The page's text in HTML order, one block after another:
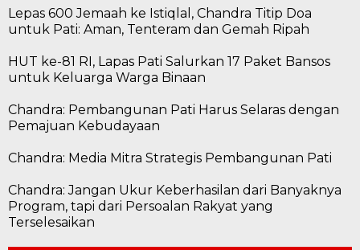
Lepas 600 Jemaah ke Istiqlal, Chandra Titip Doa
untuk Pati: Aman, Tenteram dan Gemah Ripah
HUT ke-81 RI, Lapas Pati Salurkan 17 Paket Bansos
untuk Keluarga Warga Binaan
Chandra: Pembangunan Pati Harus Selaras dengan
Pemajuan Kebudayaan
Chandra: Media Mitra Strategis Pembangunan Pati
Chandra: Jangan Ukur Keberhasilan dari Banyaknya
Program, tapi dari Persoalan Rakyat yang
Terselesaikan